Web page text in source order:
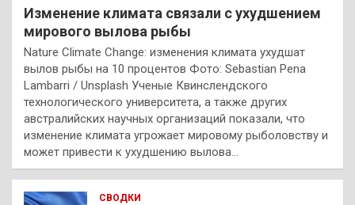
Изменение климата связали с ухудшением
мирового вылова рыбы
Nature Climate Change: изменения климата ухудшат
вылов рыбы на 10 процентов Фото: Sebastian Pena
Lambarri / Unsplash Ученые Квинслендского
технологического университета, а также других
австралийских научных организаций показали, что
изменение климата угрожает мировому рыболовству и
может привести к ухудшению вылова…
СВОДКИ